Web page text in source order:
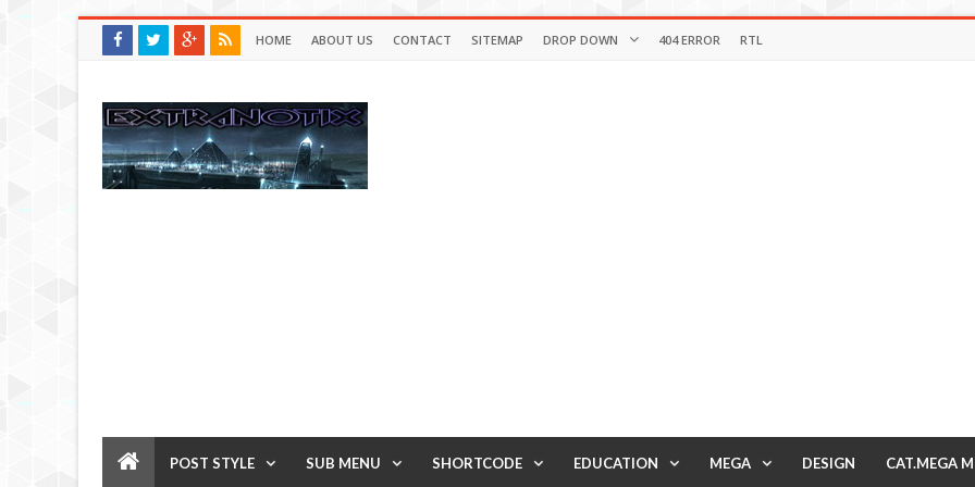
HOME ABOUT US CONTACT SITEMAP DROP DOWN 404 ERROR RTL
POST STYLE SUB MENU SHORTCODE EDUCATION MEGA DESIGN CAT.MEGA